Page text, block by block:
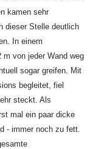
kamen sehr
dieser Stelle deutlich
In einem
m von jeder Wand weg
sogar greifen. Mit
begleitet, fiel
steckt. Als
mal ein paar dicke
- immer noch zu fett.